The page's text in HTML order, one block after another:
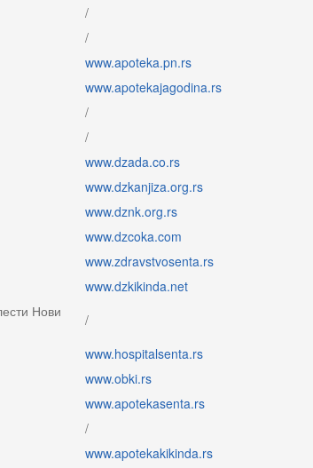
/
/
www.apoteka.pn.rs
www.apotekajagodina.rs
/
/
www.dzada.co.rs
www.dzkanjiza.org.rs
www.dznk.org.rs
www.dzcoka.com
www.zdravstvosenta.rs
www.dzkikinda.net
Нови
/
www.hospitalsenta.rs
www.obki.rs
www.apotekasenta.rs
/
www.apotekakikinda.rs